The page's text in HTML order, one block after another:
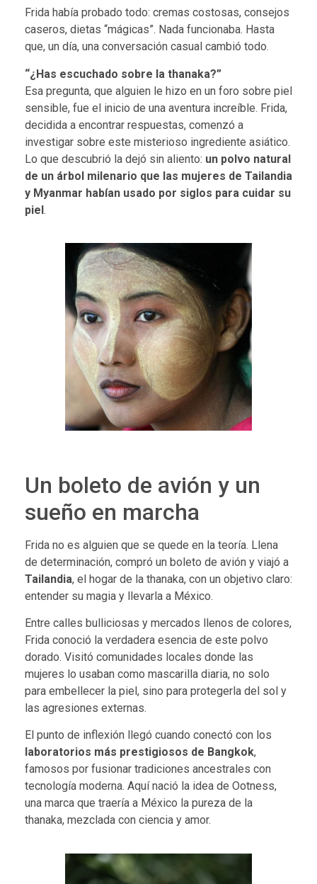
Frida había probado todo: cremas costosas, consejos
caseros, dietas “mágicas”. Nada funcionaba. Hasta
que, un día, una conversación casual cambió todo.
“¿Has escuchado sobre la thanaka?”
Esa pregunta, que alguien le hizo en un foro sobre piel
sensible, fue el inicio de una aventura increíble. Frida,
decidida a encontrar respuestas, comenzó a
investigar sobre este misterioso ingrediente asiático.
Lo que descubrió la dejó sin aliento: un polvo natural
de un árbol milenario que las mujeres de Tailandia
y Myanmar habían usado por siglos para cuidar su
piel.
Un boleto de avión y un
sueño en marcha
Frida no es alguien que se quede en la teoría. Llena
de determinación, compró un boleto de avión y viajó a
Tailandia, el hogar de la thanaka, con un objetivo claro:
entender su magia y llevarla a México.
Entre calles bulliciosas y mercados llenos de colores,
Frida conoció la verdadera esencia de este polvo
dorado. Visitó comunidades locales donde las
mujeres lo usaban como mascarilla diaria, no solo
para embellecer la piel, sino para protegerla del sol y
las agresiones externas.
El punto de inflexión llegó cuando conectó con los
laboratorios más prestigiosos de Bangkok,
famosos por fusionar tradiciones ancestrales con
tecnología moderna. Aquí nació la idea de Ootness,
una marca que traería a México la pureza de la
thanaka, mezclada con ciencia y amor.